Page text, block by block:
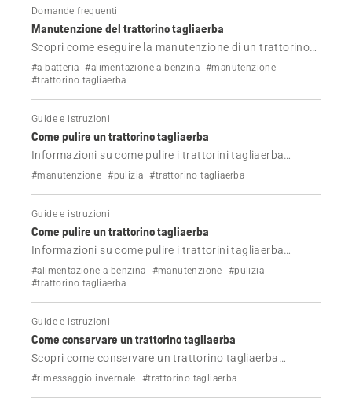
Domande frequenti
Manutenzione del trattorino tagliaerba
Scopri come eseguire la manutenzione di un trattorino
tagliaerba Husqvarna a batteria e a benzina.
#a batteria #alimentazione a benzina #manutenzione
#trattorino tagliaerba
Guide e istruzioni
Come pulire un trattorino tagliaerba
Informazioni su come pulire i trattorini tagliaerba
Husqvarna.
#manutenzione #pulizia #trattorino tagliaerba
Guide e istruzioni
Come pulire un trattorino tagliaerba
Informazioni su come pulire i trattorini tagliaerba
Husqvarna a benzina o a batteria.
#alimentazione a benzina #manutenzione
#pulizia
#trattorino tagliaerba
Guide e istruzioni
Come conservare un trattorino tagliaerba
Scopri come conservare un trattorino tagliaerba
Husqvarna fuori stagione, incluse le modalità di pulizia
#rimessaggio invernale #trattorino tagliaerba